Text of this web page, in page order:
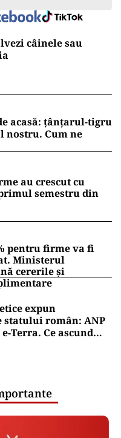
câinele sau
acasă: țânțarul-tigru
nostru. Cum ne
au crescut cu
semestru din
pentru firme va fi
Ministerul
cererile și
expun
român: ANP
Ce ascund